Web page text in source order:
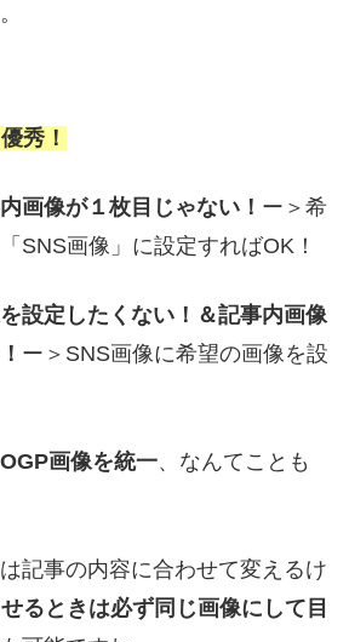
秀！
画像が１枚目じゃない！ ー＞希
SNS画像」に設定すればOK！
設定したくない！＆記事内画像
ー＞SNS画像に希望の画像を設
画像を統一、なんてことも
記事の内容に合わせて変えるけ
るときは必ず同じ画像にして目